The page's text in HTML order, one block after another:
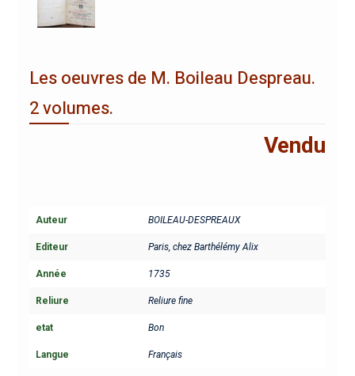
Les oeuvres de M. Boileau Despreau.
2 volumes.
Vendu
Auteur BOILEAU-DESPREAUX
Editeur Paris, chez Barthélémy Alix
Année 1735
Reliure Reliure fine
etat Bon
Langue Français